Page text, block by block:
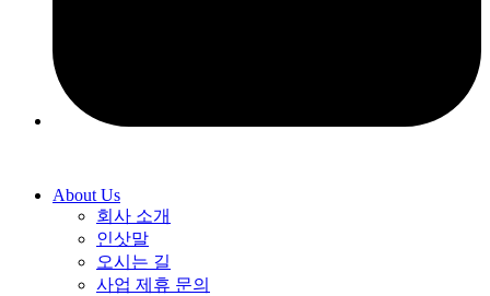
About Us
회사 소개
인삿말
오시는 길
사업 제휴 문의